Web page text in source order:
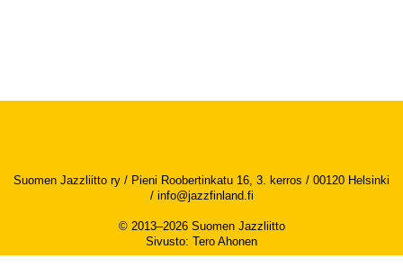
Suomen Jazzliitto ry / Pieni Roobertinkatu 16, 3. kerros / 00120 Helsinki
/ info@jazzfinland.fi
© 2013–2026 Suomen Jazzliitto
Sivusto: Tero Ahonen